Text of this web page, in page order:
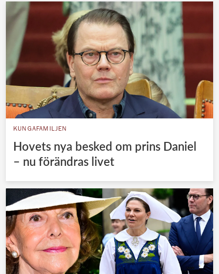
KUNGAFAMILJEN
Hovets nya besked om prins Daniel
– nu förändras livet